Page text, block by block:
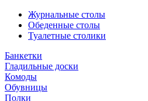
Журнальные столы
Обеденные столы
Туалетные столики
Банкетки
Гладильные доски
Комоды
Обувницы
Полки